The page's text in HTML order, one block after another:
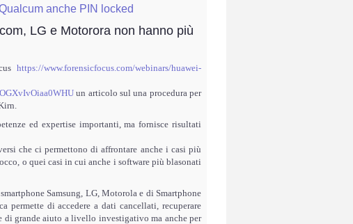
anche PIN locked
LG e Motorora non hanno più
https://www.forensicfocus.com/webinars/huawei-
un articolo sul una procedura per
ed expertise importanti, ma fornisce risultati
che ci permettono di affrontare anche i casi più
o quei casi in cui anche i software più blasonati
Samsung, LG, Motorola e di Smartphone
permette di accedere a dati cancellati, recuperare
di grande aiuto a livello investigativo ma anche per